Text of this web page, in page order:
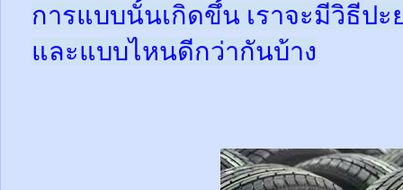
การแบบนั้นเกิดขึ้น เราจะมีวิธีปะ
และแบบไหนดีกว่ากันบ้าง